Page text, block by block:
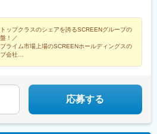
ップクラスのシェアを誇るSCREENグループの
！／
プライム市場上場のSCREENホールディングスの
会社
拡大につき増員募集！
応募する